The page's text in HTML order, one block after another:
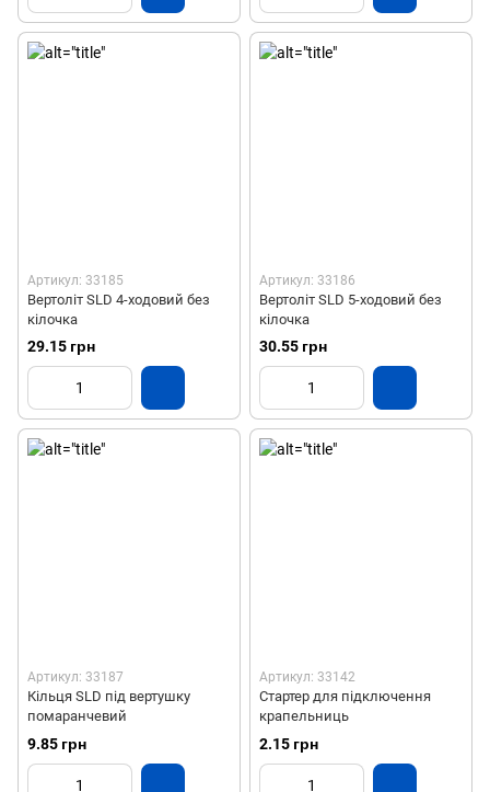
Артикул: 33185
Вертоліт SLD 4-ходовий без
кілочка
29.15 грн
Артикул: 33186
Вертоліт SLD 5-ходовий без
кілочка
30.55 грн
Артикул: 33187
Кільця SLD під вертушку
помаранчевий
9.85 грн
Артикул: 33142
Стартер для підключення
крапельниць
2.15 грн